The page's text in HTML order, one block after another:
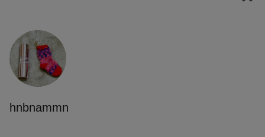
hnbnammn